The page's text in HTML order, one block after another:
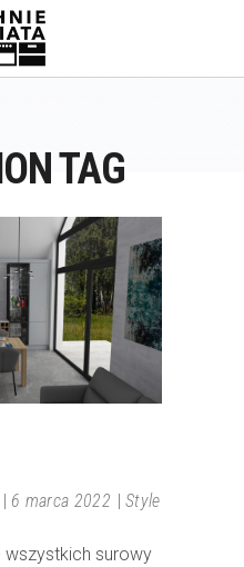
TAG
6 marca 2022 Style
surowy